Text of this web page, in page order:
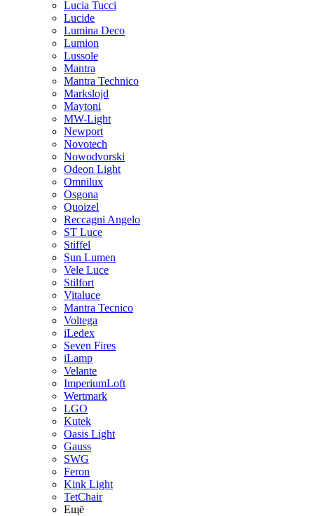
Lucia Tucci
Lucide
Lumina Deco
Lumion
Lussole
Mantra
Mantra Technico
Markslojd
Maytoni
MW-Light
Newport
Novotech
Nowodvorski
Odeon Light
Omnilux
Osgona
Quoizel
Reccagni Angelo
ST Luce
Stiffel
Sun Lumen
Vele Luce
Stilfort
Vitaluce
Mantra Tecnico
Voltega
iLedex
Seven Fires
iLamp
Velante
ImperiumLoft
Wertmark
LGO
Kutek
Oasis Light
Gauss
SWG
Feron
Kink Light
TetСhair
Ещё